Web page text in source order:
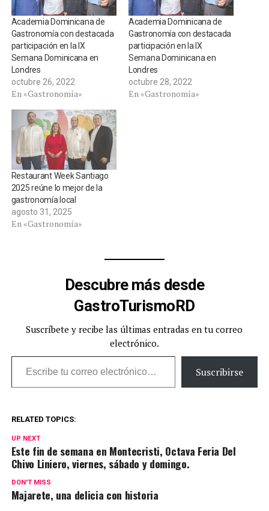
Academia Dominicana de
Gastronomía con destacada
participación en la IX
Semana Dominicana en
Londres
octubre 26, 2022
En «Gastronomía»
Academia Dominicana de
Gastronomía con destacada
participación en la IX
Semana Dominicana en
Londres
octubre 28, 2022
En «Gastronomía»
Restaurant Week Santiago
2025 reúne lo mejor de la
gastronomía local
agosto 31, 2025
En «Gastronomía»
Descubre más desde
GastroTurismoRD
Suscríbete y recibe las últimas entradas en tu correo
electrónico.
Escribe tu correo electrónico…
Suscribirse
RELATED TOPICS:
UP NEXT
Este fin de semana en Montecristi, Octava Feria Del
Chivo Liniero, viernes, sábado y domingo.
DON'T MISS
Majarete, una delicia con historia